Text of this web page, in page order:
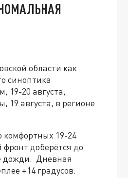
области как
синоптика
19-20 августа,
19 августа, в регионе
комфортных 19-24
фронт доберётся до
дожди. Дневная
+14 градусов.